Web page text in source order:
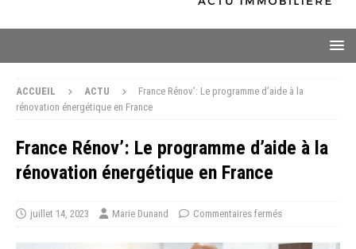
ACCUEIL ACTU
France Rénov’: Le programme d’aide à la
rénovation énergétique en France
France Rénov’: Le programme d’aide à la
rénovation énergétique en France
juillet 14, 2023 Marie Dunand Commentaires fermés